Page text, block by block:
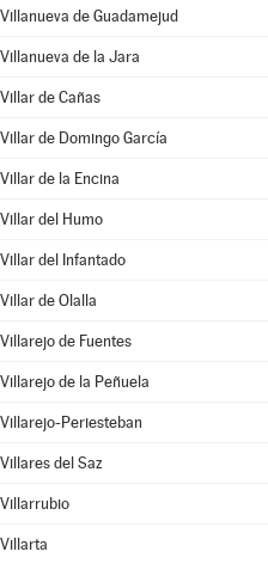
Villanueva de Guadamejud
Villanueva de la Jara
Villar de Cañas
Villar de Domingo García
Villar de la Encina
Villar del Humo
Villar del Infantado
Villar de Olalla
Villarejo de Fuentes
Villarejo de la Peñuela
Villarejo-Periesteban
Villares del Saz
Villarrubio
Villarta